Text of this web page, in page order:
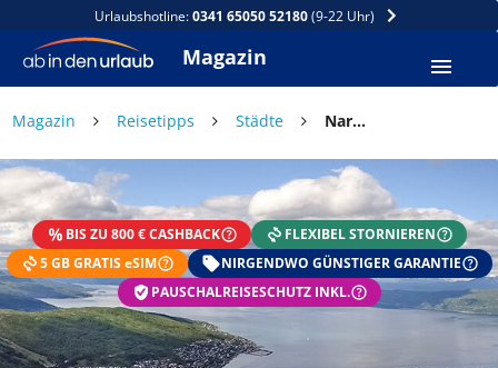
Urlaubshotline:0341 65050 52180(9-22 Uhr)
Magazin
Magazin Reisetipps Städte Narvik im Norden Norwegens
BIS ZU 800 € CASHBACK
FLEXIBEL STORNIEREN
5 GB GRATIS eSIM
NIRGENDWO GÜNSTIGER GARANTIE
PAUSCHALREISESCHUTZ INKL.
DEIN SOMMER ZAHLT SICH
AUS
Exklusiv: Nur in der ab in den urlaub App
☀️ Bis zu 1.000 € Sommer Cashback
📱 App gratis herunterladen
🧝 Konto anlegen oder einloggen